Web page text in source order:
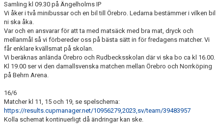
Samling kl 09.30 på Ängelholms IP
Vi åker i två minibussar och en bil till Örebro. Ledarna bestämmer i vilken bil
ni ska åka.
Var och en ansvarar för att ta med matsäck med bra mat, dryck och
mellanmål så vi förbereder oss på bästa sätt in för fredagens matcher. Vi
får enklare kvällsmat på skolan.
Vi beräknas anlända Örebro och Rudbecksskolan där vi ska bo ca kl 16.00.
Kl 19.00 ser vi den damallsvenska matchen mellan Örebro och Norrköping
på Behrn Arena.
16/6
Matcher kl 11, 15 och 19, se spelschema:
https://results.cupmanager.net/10956279,2023,sv/team/39483957
Kolla schemat kontinuerligt då ändringar kan ske.